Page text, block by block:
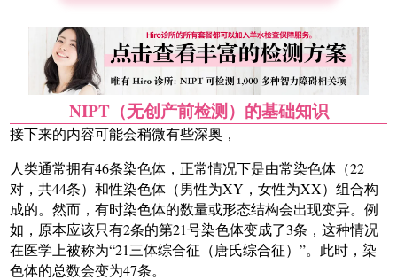
NIPT（无创产前检测）的基础知识
接下来的内容可能会稍微有些深奥，
人类通常拥有46条染色体，正常情况下是由常染色体（22
对，共44条）和性染色体（男性为XY，女性为XX）组合构
成的。然而，有时染色体的数量或形态结构会出现变异。例
如，原本应该只有2条的第21号染色体变成了3条，这种情况
在医学上被称为“21三体综合征（唐氏综合征）”。此时，染
色体的总数会变为47条。